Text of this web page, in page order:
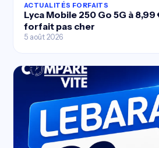
ACTUALITÉS FORFAITS
Lyca Mobile 250 Go 5G à
forfait pas cher
5 août 2026